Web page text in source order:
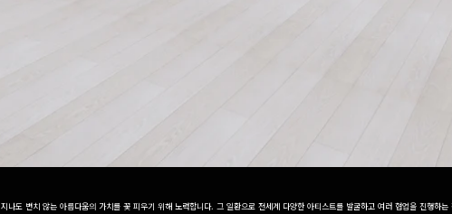
나도 변치 않는 아름다움의 가치를 꽃 피우기 위해 노력합니다. 그 일환으로 전세계 다양한 아티스트를 발굴하고 여러 협업을 진행하는